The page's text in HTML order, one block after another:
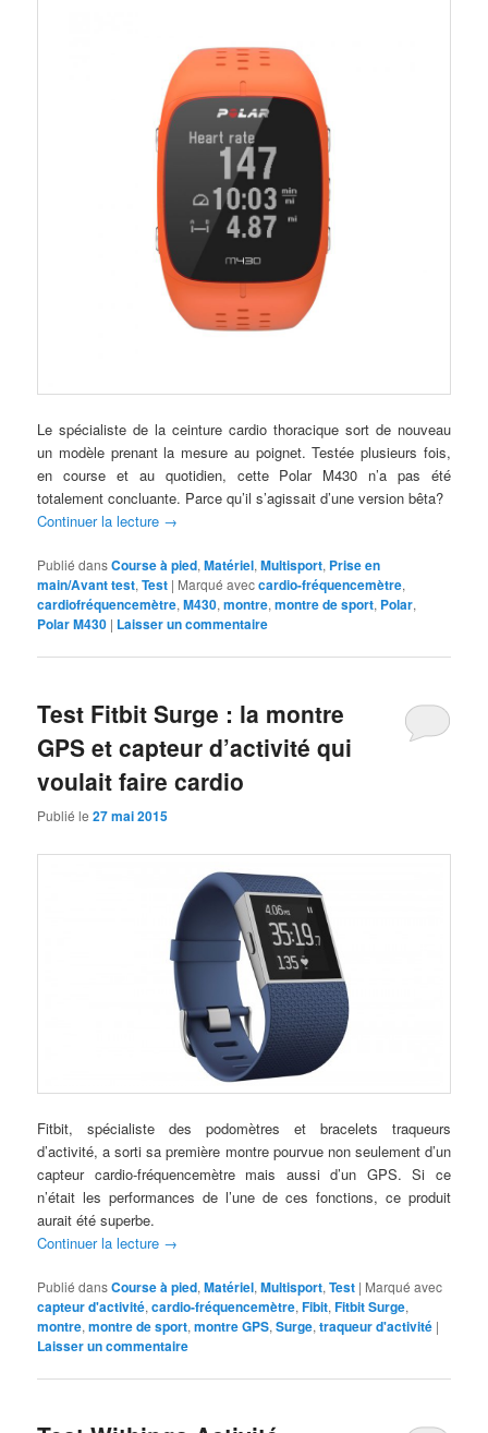
Le spécialiste de la ceinture cardio thoracique sort de nouveau
un modèle prenant la mesure au poignet. Testée plusieurs fois,
en course et au quotidien, cette Polar M430 n’a pas été
totalement concluante. Parce qu’il s’agissait d’une version bêta?
Continuer la lecture →
Publié dansCourse à pied,Matériel,Multisport, Prise en
main/Avant test,Test | Marqué aveccardio-fréquencemètre,
cardiofréquencemètre,M430,montre,montre de sport, Polar,
Polar M430 | Laisser un commentaire
Test Fitbit Surge : la montre
GPS et capteur d’activité qui
voulait faire cardio
Publié le27 mai 2015
Fitbit, spécialiste des podomètres et bracelets traqueurs
d’activité, a sorti sa première montre pourvue non seulement d’un
capteur cardio-fréquencemètre mais aussi d’un GPS. Si ce
n’était les performances de l’une de ces fonctions, ce produit
aurait été superbe.
Continuer la lecture →
Publié dansCourse à pied,Matériel,Multisport,Test | Marqué avec
capteur d'activité,cardio-fréquencemètre,Fibit,Fitbit Surge,
montre,montre de sport,montre GPS,Surge,traqueur d'activité |
Laisser un commentaire